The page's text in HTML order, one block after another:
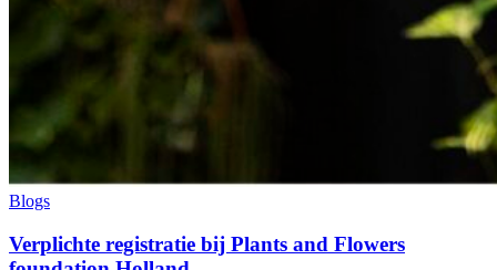
Blogs
Verplichte registratie bij Plants and Flowers